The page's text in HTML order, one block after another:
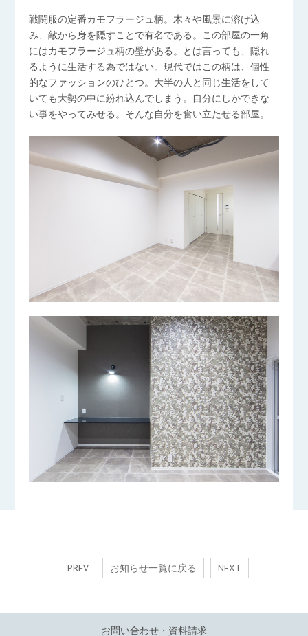
戦闘服の定番カモフラージュ柄。木々や風景に溶け込
み、敵から身を隠すことで有名である。この部屋の一角
にはカモフラージュ柄の壁がある。とは言っても、隠れ
るように生活する為ではない。現代ではこの柄は、個性
的なファッションのひとつ。大半の人と同じ生活をして
いても大勢の中に紛れ込んでしまう。自分にしかできな
い事をやってみせる。そんな自分を奮い立たせる部屋。
PREV お知らせ一覧に戻る NEXT
お問い合わせ・資料請求